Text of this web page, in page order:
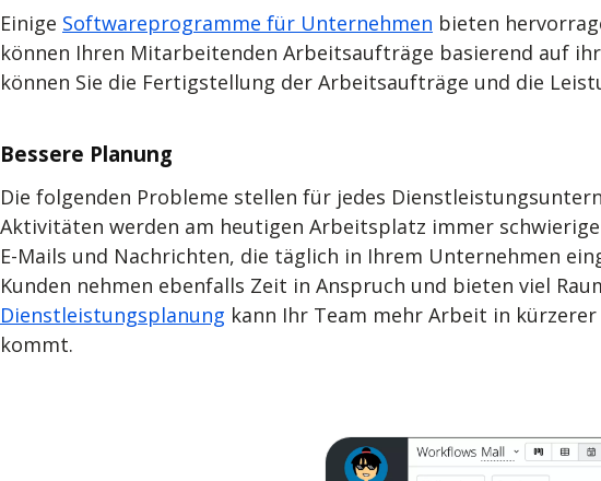
Einige Softwareprogramme für Unternehmen bieten
können Ihren Mitarbeitenden Arbeitsaufträge basierend auf
können Sie die Fertigstellung der Arbeitsaufträge und die
Bessere Planung
Die folgenden Probleme stellen für jedes
Aktivitäten werden am heutigen Arbeitsplatz immer
E-Mails und Nachrichten, die täglich in Ihrem Unternehmen
Kunden nehmen ebenfalls Zeit in Anspruch und bieten viel
Dienstleistungsplanung kann Ihr Team mehr Arbeit in
kommt.